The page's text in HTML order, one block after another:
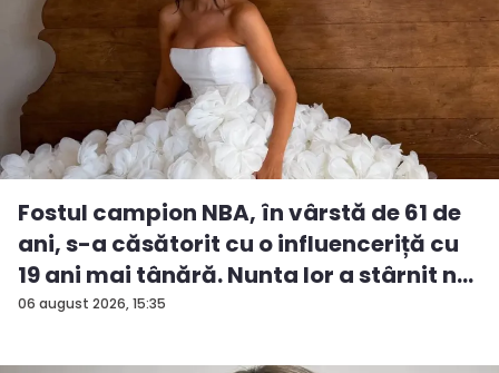
06 august 2026, 15:35
Fostul campion NBA, în vârstă de 61 de
ani, s-a căsătorit cu o influenceriță cu
19 ani mai tânără. Nunta lor a stârnit n...